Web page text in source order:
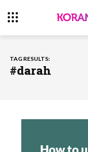
TAG RESULTS:
#darah